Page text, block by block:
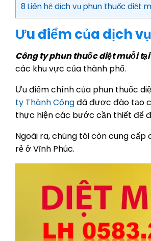
8 Liên hệ dịch vụ phun thuốc diệt
Ưu điểm của dịch
Công ty phun thuốc diệt muỗi
các khu vực của thành phố.
Ưu điểm chính của phun thuốc
ty Thành Côngđã được đào tạo
thực hiện các bước cần thiết để
Ngoài ra, chúng tôi còn cung
rẻ ở Vĩnh Phúc.